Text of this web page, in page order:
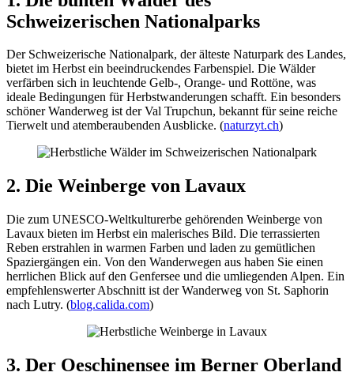
Schweizerischen Nationalparks
Der Schweizerische Nationalpark, der älteste Naturpark des Landes,
bietet im Herbst ein beeindruckendes Farbenspiel. Die Wälder
verfärben sich in leuchtende Gelb-, Orange- und Rottöne, was
ideale Bedingungen für Herbstwanderungen schafft. Ein besonders
schöner Wanderweg ist der Val Trupchun, bekannt für seine reiche
Tierwelt und atemberaubenden Ausblicke. (naturzyt.ch)
2. Die Weinberge von Lavaux
Die zum UNESCO-Weltkulturerbe gehörenden Weinberge von
Lavaux bieten im Herbst ein malerisches Bild. Die terrassierten
Reben erstrahlen in warmen Farben und laden zu gemütlichen
Spaziergängen ein. Von den Wanderwegen aus haben Sie einen
herrlichen Blick auf den Genfersee und die umliegenden Alpen. Ein
empfehlenswerter Abschnitt ist der Wanderweg von St. Saphorin
nach Lutry. (blog.calida.com)
3. Der Oeschinensee im Berner Oberland